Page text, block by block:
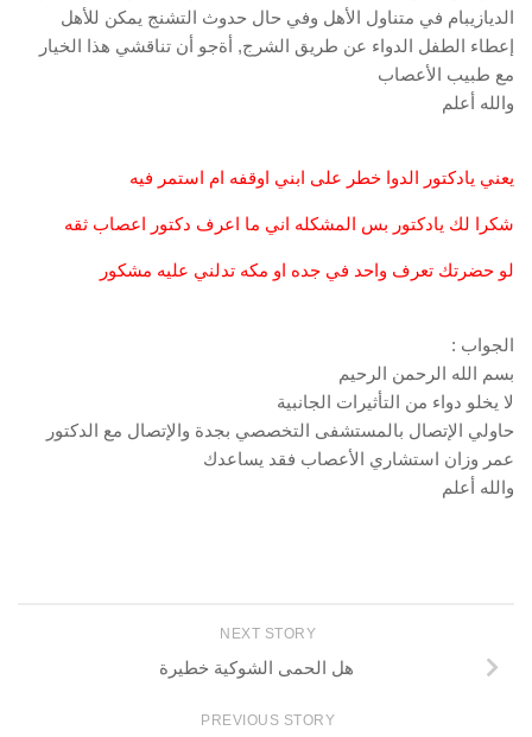
الديازيبام في متناول الأهل وفي حال حدوث التشنج يمكن للأهل
إعطاء الطفل الدواء عن طريق الشرج, أةجو أن تناقشي هذا الخيار
مع طبيب الأعصاب
والله أعلم
يعني يادكتور الدوا خطر على ابني اوقفه ام استمر فيه
شكرا لك يادكتور بس المشكله اني ما اعرف دكتور اعصاب ثقه
لو حضرتك تعرف واحد في جده او مكه تدلني عليه مشكور
الجواب :
بسم الله الرحمن الرحيم
لا يخلو دواء من التأثيرات الجانبية
حاولي الإتصال بالمستشفى التخصصي بجدة والإتصال مع الدكتور
عمر وزان استشاري الأعصاب فقد يساعدك
والله أعلم
NEXT STORY
هل الحمى الشوكية خطيرة
PREVIOUS STORY